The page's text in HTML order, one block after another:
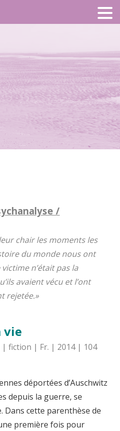
/
chair les moments les
du monde nous ont
n’était pas la
avaient vécu et l’ont
rejetée.»
vie
| fiction | Fr. | 2014 | 104
déportées d’Auschwitz
depuis la guerre, se
Dans cette parenthèse de
première fois pour